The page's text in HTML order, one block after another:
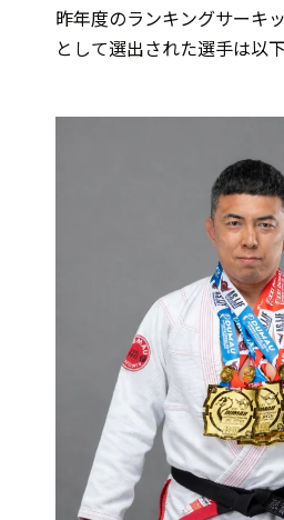
昨年度のランキングサーキ
として選出された選手は以